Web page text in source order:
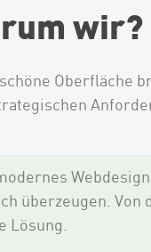
wir?
Oberfläche
überzeugen. Von
Lösung.